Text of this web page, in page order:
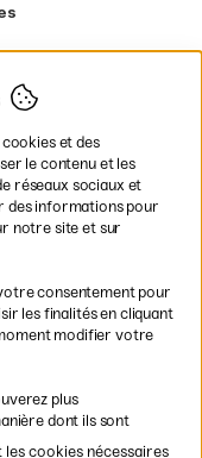
Uni
et des
le contenu et les
réseaux sociaux et
des informations pour
notre site et sur
consentement pour
les finalités en cliquant
modifier votre
plus
dont ils sont
cookies nécessaires